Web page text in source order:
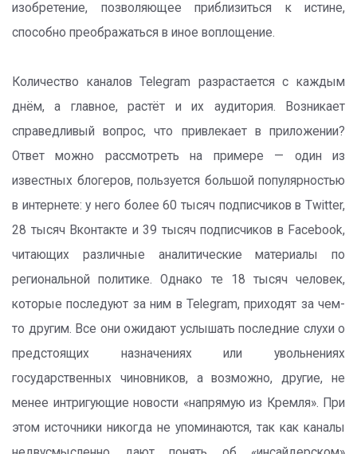
изобретение, позволяющее приблизиться к истине,
способно преображаться в иное воплощение.
Количество каналов Telegram разрастается с каждым
днём, а главное, растёт и их аудитория. Возникает
справедливый вопрос, что привлекает в приложении?
Ответ можно рассмотреть на примере — один из
известных блогеров, пользуется большой популярностью
в интернете: у него более 60 тысяч подписчиков в Twitter,
28 тысяч Вконтакте и 39 тысяч подписчиков в Facebook,
читающих различные аналитические материалы по
региональной политике. Однако те 18 тысяч человек,
которые последуют за ним в Telegram, приходят за чем-
то другим. Все они ожидают услышать последние слухи о
предстоящих назначениях или увольнениях
государственных чиновников, а возможно, другие, не
менее интригующие новости «напрямую из Кремля». При
этом источники никогда не упоминаются, так как каналы